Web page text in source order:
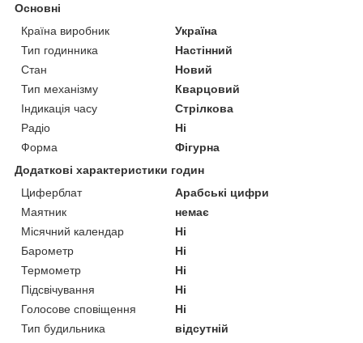
Основні
Країна виробник
Україна
Тип годинника
Настінний
Стан
Новий
Тип механізму
Кварцовий
Індикація часу
Стрілкова
Радіо
Ні
Форма
Фігурна
Додаткові характеристики годин
Циферблат
Арабські цифри
Маятник
немає
Місячний календар
Ні
Барометр
Ні
Термометр
Ні
Підсвічування
Ні
Голосове сповіщення
Ні
Тип будильника
відсутній